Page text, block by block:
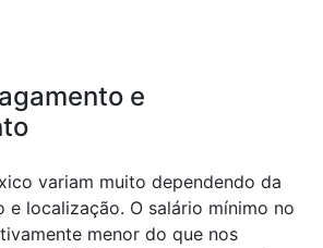
e
variam muito dependendo da
e localização. O salário mínimo no
menor do que nos